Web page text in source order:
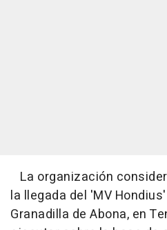
La organización
la llegada del 'MV
Granadilla de Abona, en